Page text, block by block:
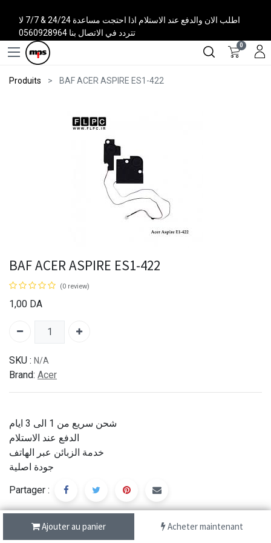
اطلب الان والدفع عند الاستلام اذا احتجت مساعدة 24/24 & 7/7 لا
تتردد في الاتصال بنا 0560928964
0
Produits BAF ACER ASPIRE ES1-422
Ajouter au panier Acheter maintenant
BAF ACER ASPIRE ES1-422
(0 review)
1,00 DA
SKU : N/A
Brand: Acer
شحن سريع من 1 الى 3 ايام
الدفع عند الاستلام
خدمة الزبائن عبر الهاتف
جودة اصلية
Partager :
Description